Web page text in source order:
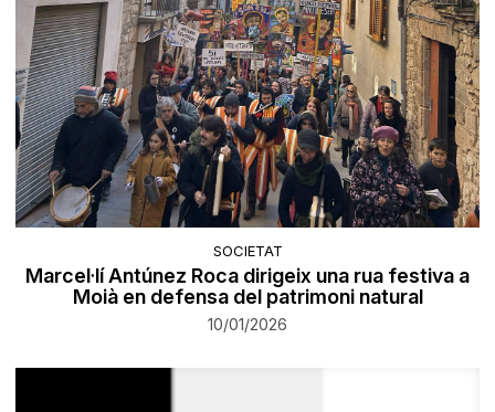
SOCIETAT
Marcel·lí Antúnez Roca dirigeix una rua festiva a
Moià en defensa del patrimoni natural
10/01/2026